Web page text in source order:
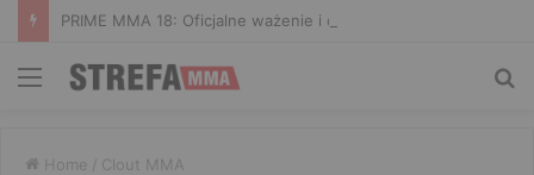
Menu
Home / Clout MMA